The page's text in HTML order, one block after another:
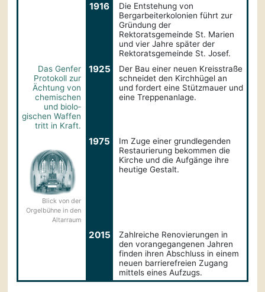
1916
Die Entstehung von
Bergarbeiterkolonien führt zur
Gründung der
Rektoratsgemeinde St. Marien
und vier Jahre später der
Rektoratsgemeinde St. Josef.
Das Genfer
Protokoll zur
Ächtung von
chemischen
und biolo­
gischen Waffen
tritt in Kraft.
1925
Der Bau einer neuen Kreisstraße
schneidet den Kirchhügel an
und fordert eine Stützmauer und
eine Treppenanlage.
Blick von der
Orgelbühne in den
Altarraum
1975
Im Zuge einer grundlegenden
Restaurierung bekommen die
Kirche und die Aufgänge ihre
heutige Gestalt.
2015
Zahlreiche Renovierungen in
den vorangegangenen Jahren
finden ihren Abschluss in einem
neuen barrierefreien Zugang
mittels eines Aufzugs.